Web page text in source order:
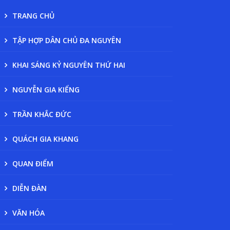
TRANG CHỦ
TẬP HỢP DÂN CHỦ ĐA NGUYÊN
KHAI SÁNG KỶ NGUYÊN THỨ HAI
NGUYỄN GIA KIỂNG
TRẦN KHẮC ĐỨC
QUÁCH GIA KHANG
QUAN ĐIỂM
DIỄN ĐÀN
VĂN HÓA